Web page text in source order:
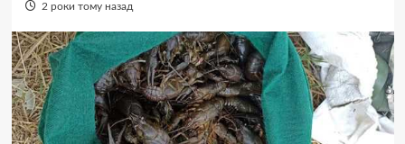
2 роки тому назад